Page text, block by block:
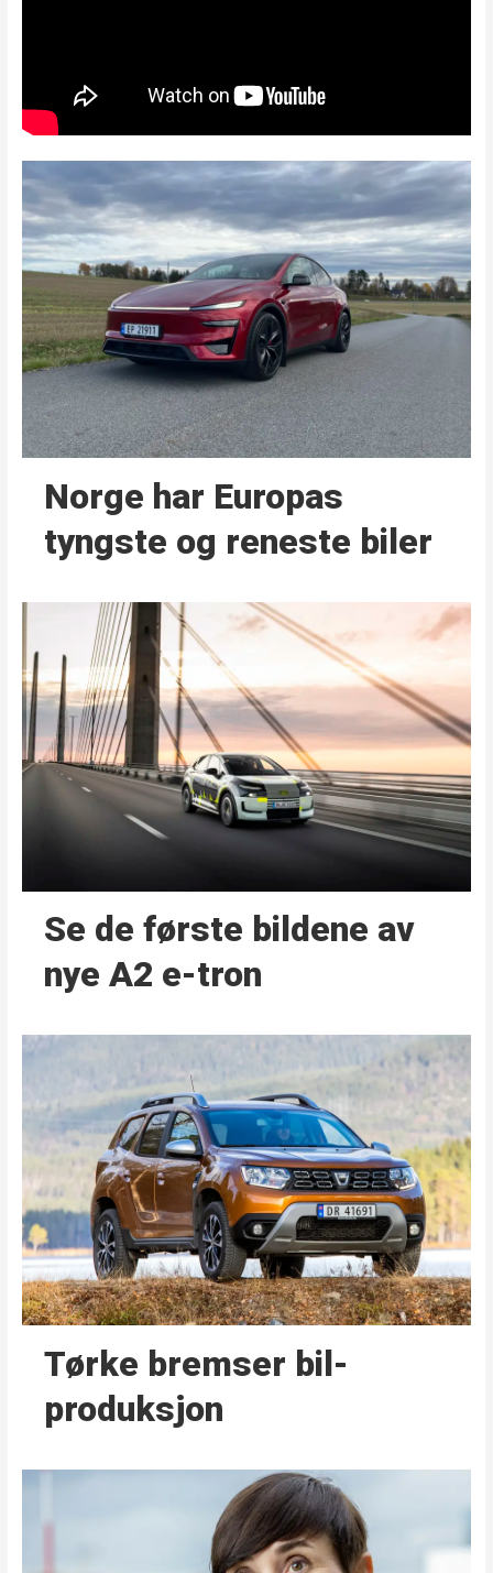
Norge har Europas
tyngste og reneste biler
Se de første bildene av
nye A2 e-tron
Tørke bremser bil­
produksjon